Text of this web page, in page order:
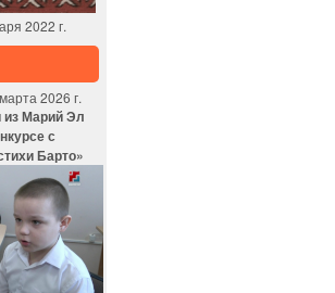
2022 г.
2026 г.
Марий Эл
с
Барто»